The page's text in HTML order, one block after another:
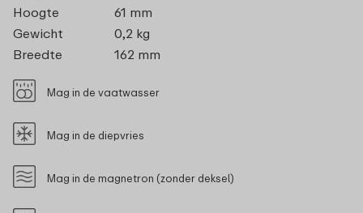
Hoogte
61 mm
Gewicht
0,2 kg
Breedte
162 mm
Mag in de vaatwasser
Mag in de diepvries
Mag in de magnetron (zonder deksel)